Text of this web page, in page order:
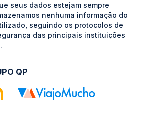
seus dados estejam sempre
nenhuma informação do
seguindo os protocolos de
das principais instituições
QP